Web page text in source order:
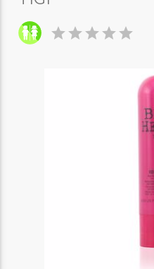
starstarstarstarstar